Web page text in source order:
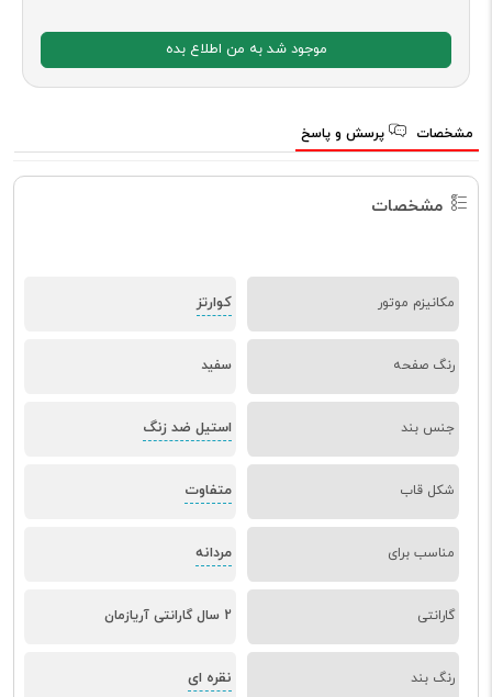
موجود شد به من اطلاع بده
مشخصات پرسش و پاسخ
مشخصات
مکانیزم موتور کوارتز
رنگ صفحه سفید
جنس بند استیل ضد زنگ
شکل قاب متفاوت
مناسب برای مردانه
گارانتی 2 سال گارانتی آریازمان
رنگ بند نقره ای